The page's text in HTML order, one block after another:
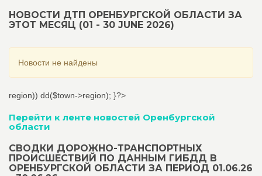
НОВОСТИ ДТП ОРЕНБУРГСКОЙ ОБЛАСТИ ЗА
ЭТОТ МЕСЯЦ (01 - 30 JUNE 2026)
Новости не найдены
region)) dd($town->region); }?>
Перейти к ленте новостей Оренбургской
области
СВОДКИ ДОРОЖНО-ТРАНСПОРТНЫХ
ПРОИСШЕСТВИЙ ПО ДАННЫМ ГИБДД В
ОРЕНБУРГСКОЙ ОБЛАСТИ ЗА ПЕРИОД 01.06.26